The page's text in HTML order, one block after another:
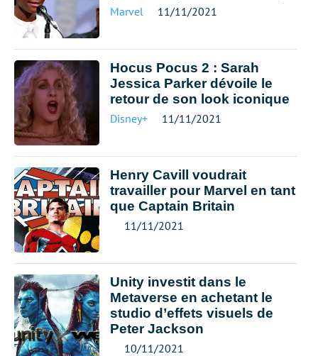
Marvel 11/11/2021
Hocus Pocus 2 : Sarah
Jessica Parker dévoile le
retour de son look iconique
Disney+ 11/11/2021
Henry Cavill voudrait
travailler pour Marvel en tant
que Captain Britain
11/11/2021
Unity investit dans le
Metaverse en achetant le
studio d’effets visuels de
Peter Jackson
10/11/2021